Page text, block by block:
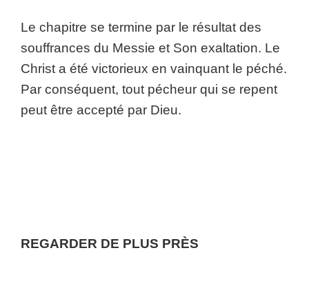
Le chapitre se termine par le résultat des
souffrances du Messie et Son exaltation. Le
Christ a été victorieux en vainquant le péché.
Par conséquent, tout pécheur qui se repent
peut être accepté par Dieu.
REGARDER DE PLUS PRÈS